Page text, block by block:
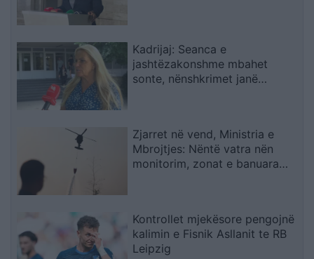
Kadrijaj: Seanca e
jashtëzakonshme mbahet
sonte, nënshkrimet janë
Zjarret në vend, Ministria e
Mbrojtjes: Nëntë vatra nën
monitorim, zonat e banuara
Kontrollet mjekësore pengojnë
kalimin e Fisnik Asllanit te RB
Leipzig